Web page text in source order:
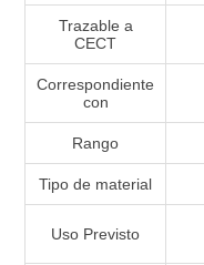
Trazable a
CECT
Correspondiente
con
Rango
Tipo de material
Uso Previsto